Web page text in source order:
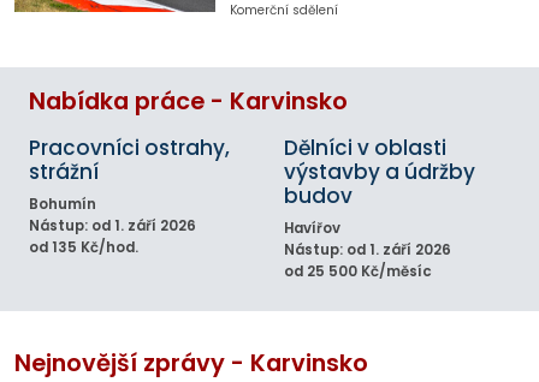
Komerční sdělení
Nabídka práce - Karvinsko
Pracovníci ostrahy,
strážní
Bohumín
Nástup: od 1. září 2026
od 135 Kč/hod.
Dělníci v oblasti
výstavby a údržby
budov
Havířov
Nástup: od 1. září 2026
od 25 500 Kč/měsíc
Nejnovější zprávy - Karvinsko